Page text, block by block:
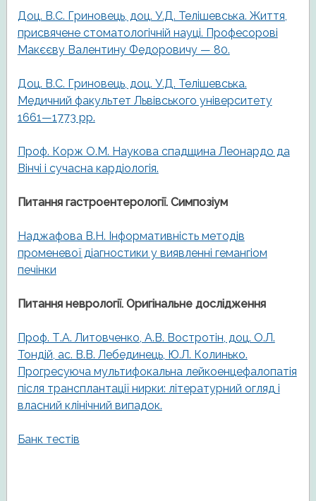
Доц. В.С. Гриновець, доц. У.Д. Телішевська. Життя,
присвячене стоматологічній науці. Професорові
Макєєву Валентину Федоровичу — 80.
Доц. В.С. Гриновець, доц. У.Д. Телішевська.
Медичний факультет Львівського університету
1661—1773 рр.
Проф. Корж О.М. Наукова спадщина Леонардо да
Вінчі і сучасна кардіологія.
Питання гастроентерології. Симпозіум
Наджафова В.Н. Інформативність методів
променевої діагностики у виявленні гемангіом
печінки
Питання неврології. Оригінальне дослідження
Проф. Т.А. Литовченко, А.В. Востротін, доц. О.Л.
Тондій, ас. В.В. Лебединець, Ю.Л. Колинько.
Прогресуюча мультифокальна лейкоенцефалопатія
після трансплантації нирки: літературний огляд і
власний клінічний випадок.
Банк тестів